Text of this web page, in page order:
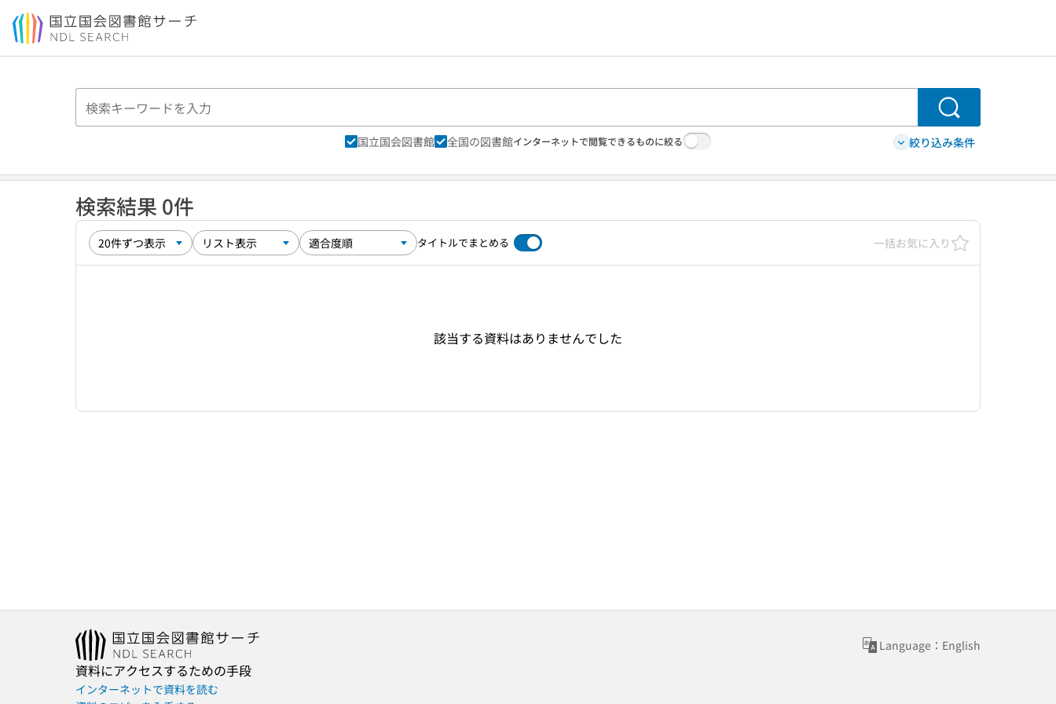
本文へ移動
検索
国立国会図書館 全国の図書館インターネットで閲覧できるものに絞る 絞り込み条件
検索結果 0件
タイトルでまとめる 一括お気に入り
該当する資料はありませんでした
Language：English
資料にアクセスするための手段
インターネットで資料を読む